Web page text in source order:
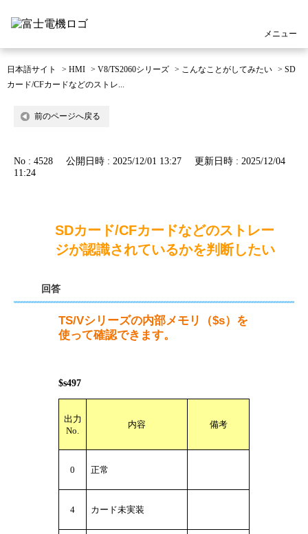
メニュー
日本語サイト > HMI > V8/TS2060シリーズ > こんなことがしてみたい > SD
カード/CFカードなどのストレ...
前のページへ戻る
No : 4528 公開日時 : 2025/12/01 13:27
更新日時 : 2025/12/04
11:24
SDカード/CFカードなどのストレー
ジが認識されているかを判断したい
回答
TS/Vシリーズの内部メモリ（$s）を
使って確認できます。
$s497
出力
No.
内容 備考
0 正常
4 カード未実装